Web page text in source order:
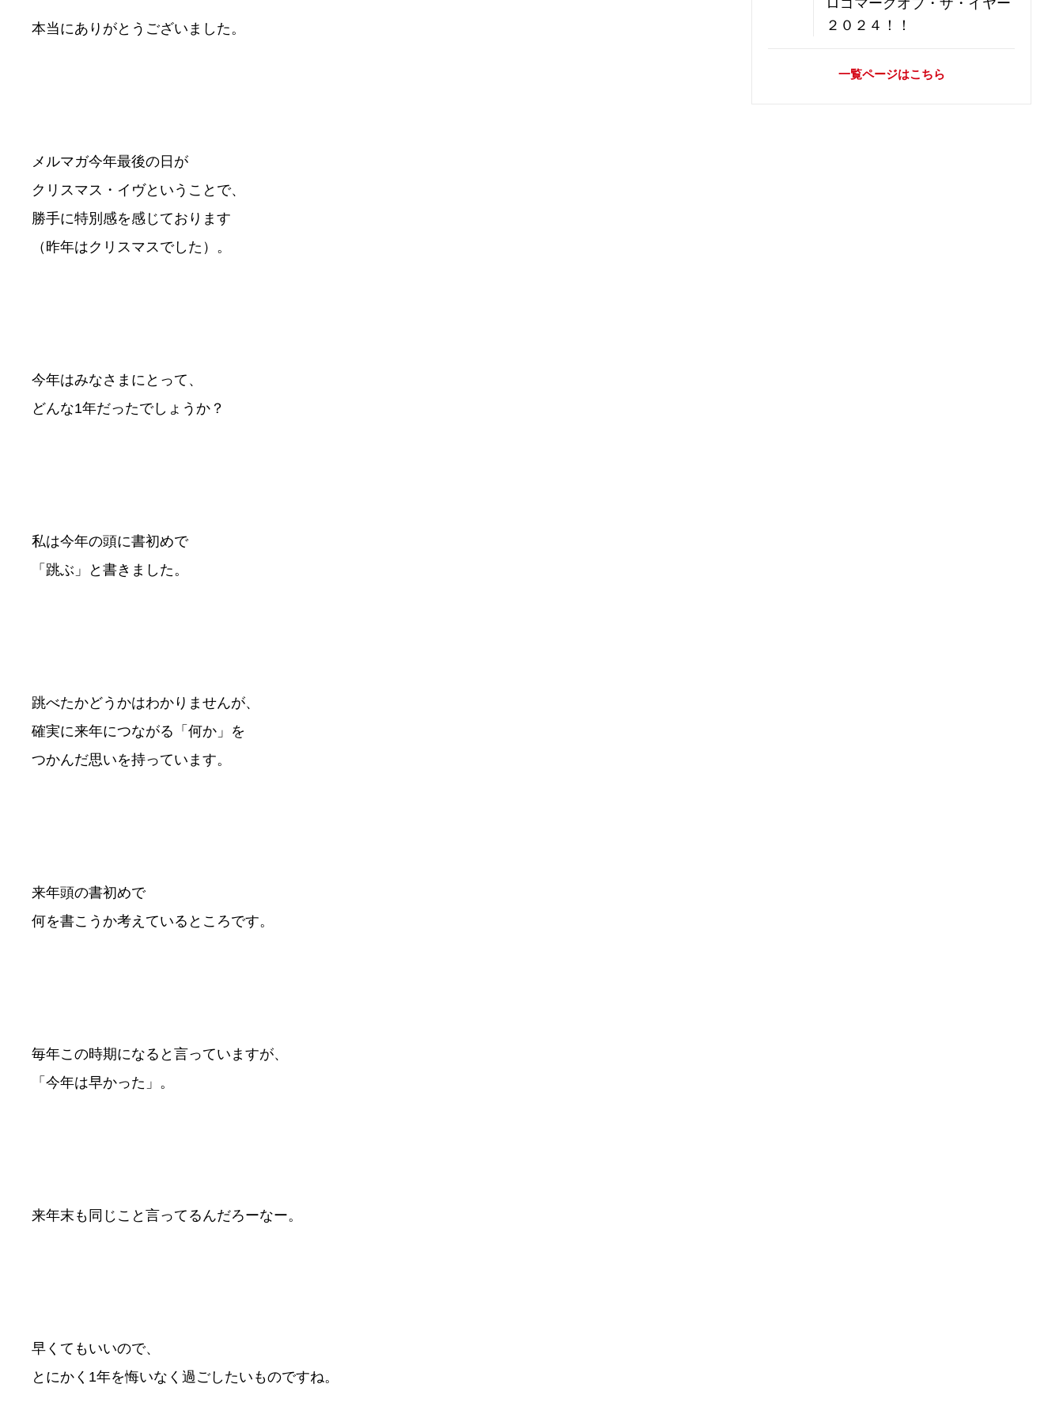
本当にありがとうございました。
メルマガ今年最後の日が
クリスマス・イヴということで、
勝手に特別感を感じております
（昨年はクリスマスでした）。
今年はみなさまにとって、
どんな1年だったでしょうか？
私は今年の頭に書初めで
「跳ぶ」と書きました。
跳べたかどうかはわかりませんが、
確実に来年につながる「何か」を
つかんだ思いを持っています。
来年頭の書初めで
何を書こうか考えているところです。
毎年この時期になると言っていますが、
「今年は早かった」。
来年末も同じこと言ってるんだろーなー。
早くてもいいので、
とにかく1年を悔いなく過ごしたいものですね。
ロゴマークオブ・ザ・イヤー
２０２４！！
一覧ページはこちら